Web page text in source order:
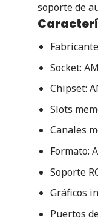
soporte de
Socket:
Chipset:
Slots
Canales
Formato:
Soporte
Gráficos
Puertos